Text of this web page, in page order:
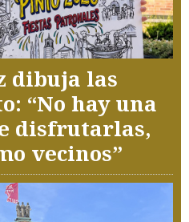
dibuja las
“No hay una
disfrutarlas,
vecinos”